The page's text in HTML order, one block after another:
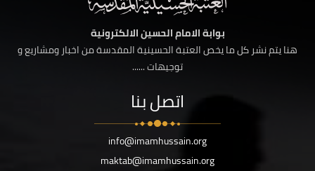
بوابة الامام الحسين الالكترونية
هنا يتم نشر كل ما يخص العتبة الحسينية المقدسة من اخبار ومشاريع و
توجيهات ......
اتصل بنا
info@imamhussain.org
maktab@imamhussain.org